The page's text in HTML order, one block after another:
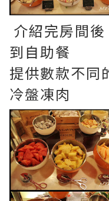
介紹完房間後
到自助餐
提供數款不同
冷盤凍肉